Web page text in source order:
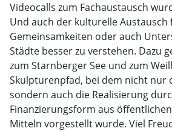
Videocalls zum Fachaustausch
Und auch der kulturelle Austausch
Gemeinsamkeiten oder auch
Städte besser zu verstehen. Dazu
zum Starnberger See und zum
Skulpturenpfad, bei dem nicht nur
sondern auch die Realisierung
Finanzierungsform aus
Mitteln vorgestellt wurde. Viel